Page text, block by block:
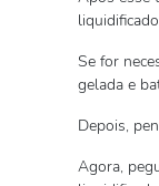
Se for
gelada e
Depois,
Agora,